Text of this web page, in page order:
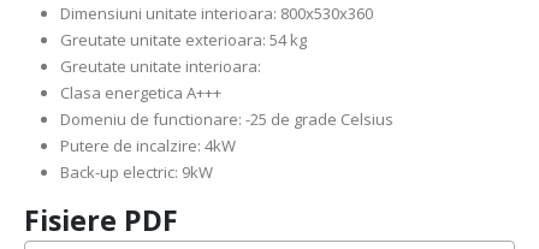
Dimensiuni unitate interioara: 800x530x360
Greutate unitate exterioara: 54 kg
Greutate unitate interioara:
Clasa energetica A+++
Domeniu de functionare: -25 de grade Celsius
Putere de incalzire: 4kW
Back-up electric: 9kW
Fisiere PDF